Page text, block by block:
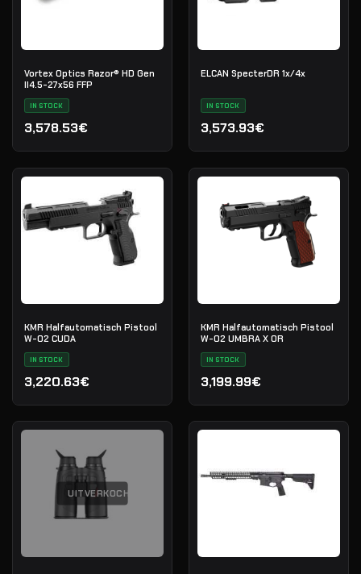
Vortex Optics Razor® HD Gen
II4.5-27x56 FFP
IN STOCK
3,578.53€
ELCAN SpecterDR 1x/4x
IN STOCK
3,573.93€
KMR Halfautomatisch Pistool
W-02 CUDA
IN STOCK
3,220.63€
KMR Halfautomatisch Pistool
W-02 UMBRA X OR
IN STOCK
3,199.99€
UITVERKOCHT